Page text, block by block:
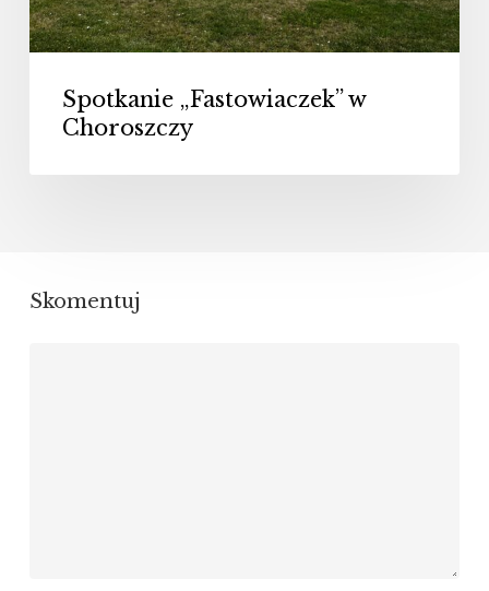
Spotkanie „Fastowiaczek” w
Choroszczy
Skomentuj